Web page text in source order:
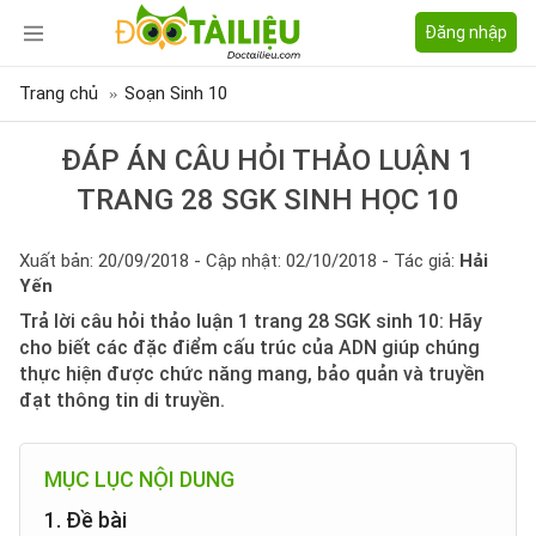
Đăng nhập
Trang chủ Soạn Sinh 10
ĐÁP ÁN CÂU HỎI THẢO LUẬN 1
TRANG 28 SGK SINH HỌC 10
Xuất bản: 20/09/2018 - Cập nhật: 02/10/2018 - Tác giả: Hải
Yến
Trả lời câu hỏi thảo luận 1 trang 28 SGK sinh 10: Hãy
cho biết các đặc điểm cấu trúc của ADN giúp chúng
thực hiện được chức năng mang, bảo quản và truyền
đạt thông tin di truyền.
MỤC LỤC NỘI DUNG
1. Đề bài